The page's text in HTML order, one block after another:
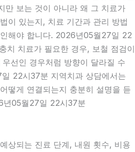
만 보는 것이 아니라 왜 그 치료가
이 있는지, 치료 기간과 관리 방법
해야 합니다. 2026년05월27일 22
치 치료가 필요한 경우, 보철 점검이
선인 경우처럼 방향이 달라질 수
22시37분 지역치과 상담에서는
떻게 연결되는지 충분히 설명을 듣
년05월27일 22시37분
상되는 진료 단계, 내원 횟수, 비용